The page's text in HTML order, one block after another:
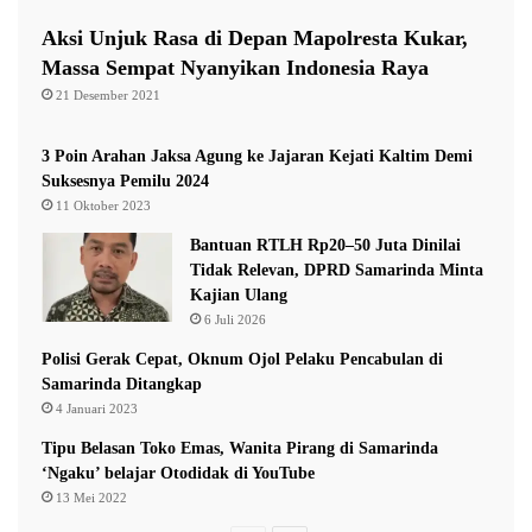
dari masyarakat umum maupun peserta pemilu,” kata
Qayyim.
Ia juga menegaskan bahwa KPU Kaltim terus
memperbaiki mekanisme layanan digital agar semakin
ingin memastikan keabsahan data dirinya dalam daftar
pemilih tetap (DPT).
Dalam forum tersebut, Qayyim juga menjelaskan bahwa
masyarakat kini dapat mengakses berbagai informasi
Melalui portal itu, masyarakat dapat memeriksa data
Aksi Unjuk Rasa di Depan Mapolresta Kukar,
Massa Sempat Nyanyikan Indonesia Raya
21 Desember 2021
3 Poin Arahan Jaksa Agung ke Jajaran Kejati Kaltim Demi
Suksesnya Pemilu 2024
11 Oktober 2023
Bantuan RTLH Rp20–50 Juta Dinilai
Tidak Relevan, DPRD Samarinda Minta
Kajian Ulang
6 Juli 2026
Polisi Gerak Cepat, Oknum Ojol Pelaku Pencabulan di
Samarinda Ditangkap
4 Januari 2023
Tipu Belasan Toko Emas, Wanita Pirang di Samarinda
‘Ngaku’ belajar Otodidak di YouTube
13 Mei 2022